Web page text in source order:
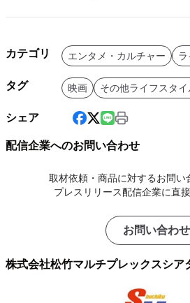
カテゴリ エンタメ・カルチャー
タグ 映画 その他ライフスタイ
シェア
配信企業へのお問い合わせ
取材依頼・商品に対するお問い
プレスリリース配信企業に直
お問い合わせ
株式会社松竹マルチプレックスシア